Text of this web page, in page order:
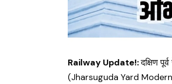
Railway Update!:दक्षिण
(Jharsuguda Yard